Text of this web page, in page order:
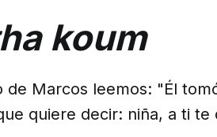
koum
de Marcos leemos: "Él
quiere decir: niña, a ti te